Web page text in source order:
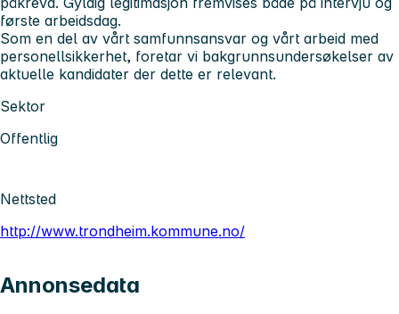
første arbeidsdag.
Som en del av vårt samfunnsansvar og vårt arbeid med
personellsikkerhet, foretar vi bakgrunnsundersøkelser av
aktuelle kandidater der dette er relevant.
Sektor
Offentlig
Nettsted
http://www.trondheim.kommune.no/
Annonsedata